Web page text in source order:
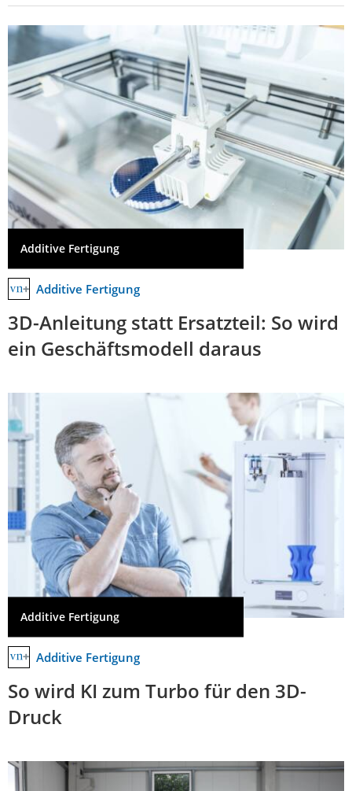
Additive Fertigung
Additive Fertigung
3D-Anleitung statt Ersatzteil: So wird
ein Geschäftsmodell daraus
Additive Fertigung
Additive Fertigung
So wird KI zum Turbo für den 3D-
Druck